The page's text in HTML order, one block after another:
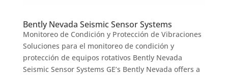
Bently Nevada Seismic Sensor Systems
Monitoreo de Condición y Protección de Vibraciones
Soluciones para el monitoreo de condición y
protección de equipos rotativos Bently Nevada
Seismic Sensor Systems GE’s Bently Nevada offers a